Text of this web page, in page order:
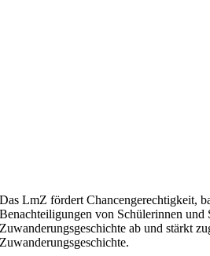
Das LmZ fördert Chancengerechtigkeit,
Benachteiligungen von Schülerinnen und
Zuwanderungsgeschichte ab und stärkt
Zuwanderungsgeschichte.